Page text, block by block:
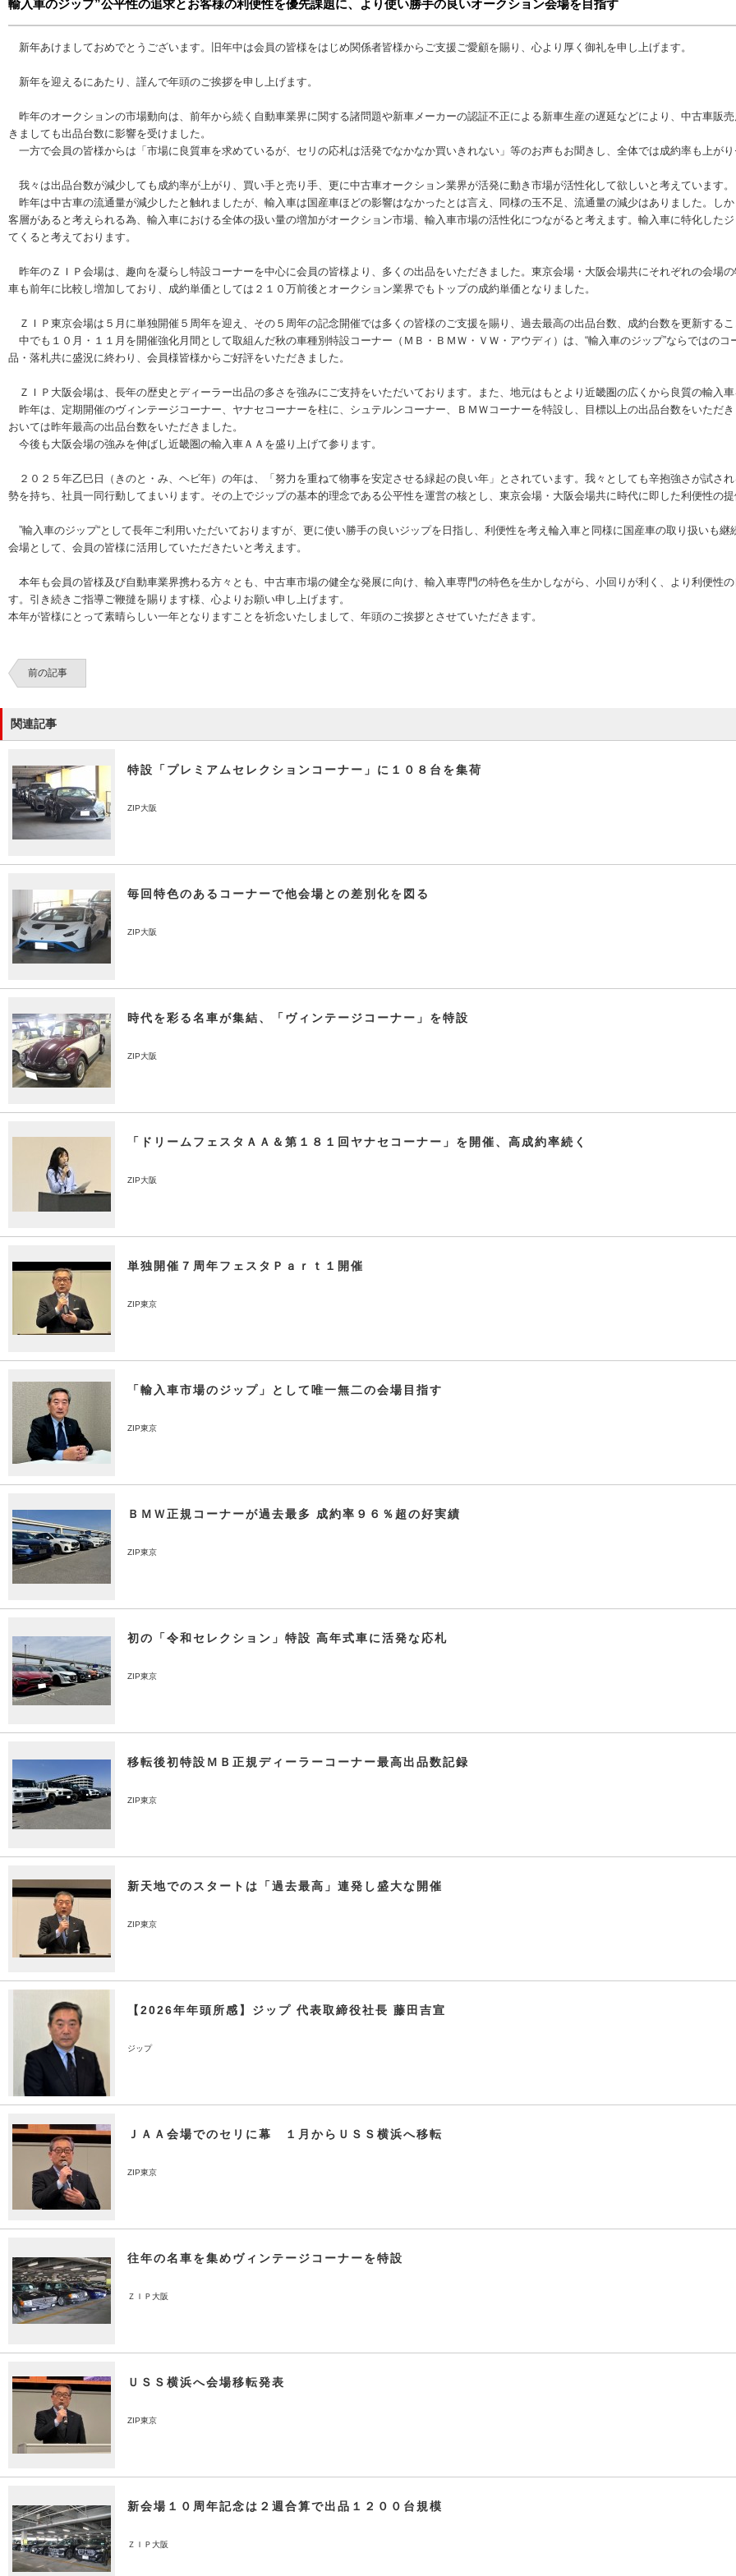
輸入車のジップ”公平性の追求とお客様の利便性を優先課題に、より使い勝手の良いオークション会場を目指す
新年あけましておめでとうございます。旧年中は会員の皆様をはじめ関係者皆様からご支援ご愛顧を賜り、心より厚く御礼を申し上げます。
新年を迎えるにあたり、謹んで年頭のご挨拶を申し上げます。
昨年のオークションの市場動向は、前年から続く自動車業界に関する諸問題や新車メーカーの認証不正による新車生産の遅延などにより、中古車販
きましても出品台数に影響を受けました。
一方で会員の皆様からは「市場に良質車を求めているが、セリの応札は活発でなかなか買いきれない」等のお声もお聞きし、全体では成約率も上がり
我々は出品台数が減少しても成約率が上がり、買い手と売り手、更に中古車オークション業界が活発に動き市場が活性化して欲しいと考えています。
昨年は中古車の流通量が減少したと触れましたが、輸入車は国産車ほどの影響はなかったとは言え、同様の玉不足、流通量の減少はありました。し
客層があると考えられる為、輸入車における全体の扱い量の増加がオークション市場、輸入車市場の活性化につながると考えます。輸入車に特化した
てくると考えております。
昨年のＺＩＰ会場は、趣向を凝らし特設コーナーを中心に会員の皆様より、多くの出品をいただきました。東京会場・大阪会場共にそれぞれの会場
車も前年に比較し増加しており、成約単価としては２１０万前後とオークション業界でもトップの成約単価となりました。
ＺＩＰ東京会場は５月に単独開催５周年を迎え、その５周年の記念開催では多くの皆様のご支援を賜り、過去最高の出品台数、成約台数を更新するこ
中でも１０月・１１月を開催強化月間として取組んだ秋の車種別特設コーナー（ＭＢ・ＢＭＷ・ＶＷ・アウディ）は、“輸入車のジップ”ならではの
品・落札共に盛況に終わり、会員様皆様からご好評をいただきました。
ＺＩＰ大阪会場は、長年の歴史とディーラー出品の多さを強みにご支持をいただいております。また、地元はもとより近畿圏の広くから良質の輸入
昨年は、定期開催のヴィンテージコーナー、ヤナセコーナーを柱に、シュテルンコーナー、ＢＭＷコーナーを特設し、目標以上の出品台数をいただ
おいては昨年最高の出品台数をいただきました。
今後も大阪会場の強みを伸ばし近畿圏の輸入車ＡＡを盛り上げて参ります。
２０２５年乙巳日（きのと・み、ヘビ年）の年は、「努力を重ねて物事を安定させる緑起の良い年」とされています。我々としても辛抱強さが試さ
勢を持ち、社員一同行動してまいります。その上でジップの基本的理念である公平性を運営の核とし、東京会場・大阪会場共に時代に即した利便性の提
”輸入車のジップ“として長年ご利用いただいておりますが、更に使い勝手の良いジップを日指し、利便性を考え輪入車と同様に国産車の取り扱いも
会場として、会員の皆様に活用していただきたいと考えます。
本年も会員の皆様及び自動車業界携わる方々とも、中古車市場の健全な発展に向け、輸入車専門の特色を生かしながら、小回りが利く、より利便性
す。引き続きご指導ご鞭撻を賜ります様、心よりお願い申し上げます。
本年が皆様にとって素晴らしい一年となりますことを祈念いたしまして、年頭のご挨拶とさせていただきます。
前の記事
関連記事
特設「プレミアムセレクションコーナー」に１０８台を集荷
ZIP大阪
毎回特色のあるコーナーで他会場との差別化を図る
ZIP大阪
時代を彩る名車が集結、「ヴィンテージコーナー」を特設
ZIP大阪
「ドリームフェスタＡＡ＆第１８１回ヤナセコーナー」を開催、高成約率続く
ZIP大阪
単独開催７周年フェスタＰａｒｔ１開催
ZIP東京
「輸入車市場のジップ」として唯一無二の会場目指す
ZIP東京
ＢＭＷ正規コーナーが過去最多 成約率９６％超の好実績
ZIP東京
初の「令和セレクション」特設 高年式車に活発な応札
ZIP東京
移転後初特設ＭＢ正規ディーラーコーナー最高出品数記録
ZIP東京
新天地でのスタートは「過去最高」連発し盛大な開催
ZIP東京
【2026年年頭所感】ジップ 代表取締役社長 藤田吉宣
ジップ
ＪＡＡ会場でのセリに幕 １月からＵＳＳ横浜へ移転
ZIP東京
往年の名車を集めヴィンテージコーナーを特設
ＺＩＰ大阪
ＵＳＳ横浜へ会場移転発表
ZIP東京
新会場１０周年記念は２週合算で出品１２００台規模
ＺＩＰ大阪